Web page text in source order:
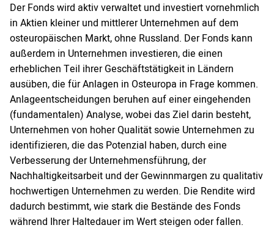
Der Fonds wird aktiv verwaltet und investiert vornehmlich
in Aktien kleiner und mittlerer Unternehmen auf dem
osteuropäischen Markt, ohne Russland. Der Fonds kann
außerdem in Unternehmen investieren, die einen
erheblichen Teil ihrer Geschäftstätigkeit in Ländern
ausüben, die für Anlagen in Osteuropa in Frage kommen.
Anlageentscheidungen beruhen auf einer eingehenden
(fundamentalen) Analyse, wobei das Ziel darin besteht,
Unternehmen von hoher Qualität sowie Unternehmen zu
identifizieren, die das Potenzial haben, durch eine
Verbesserung der Unternehmensführung, der
Nachhaltigkeitsarbeit und der Gewinnmargen zu qualitativ
hochwertigen Unternehmen zu werden. Die Rendite wird
dadurch bestimmt, wie stark die Bestände des Fonds
während Ihrer Haltedauer im Wert steigen oder fallen.